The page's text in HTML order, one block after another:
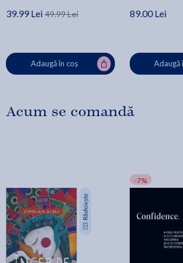
39.99 Lei 49.99 Lei
Adaugă în coș
89.00 Lei
Adaugă
Acum se comandă
-7%